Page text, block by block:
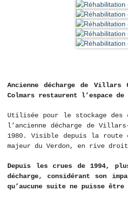
Ancienne décharge de Villars
Colmars restaurent l’espace
Utilisée pour le stockage des
l’ancienne décharge de
1980. Visible depuis la
majeur du Verdon, en rive
Depuis les crues de 1994,
décharge, considérant son
qu’aucune suite ne puisse